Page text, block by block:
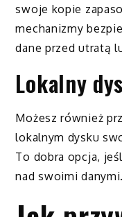
swoje kopie
mechanizmy
dane przed utratą
Lokalny
Możesz również
lokalnym dysku
To dobra opcja,
nad swoimi danymi.